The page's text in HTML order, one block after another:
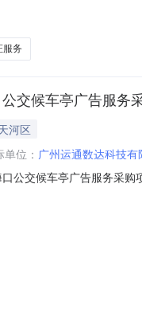
单位法人证书有相关业务
服务
交候车亭广告服务
河区
位： 广州运通数达科技有
公交候车亭广告服务采
/事业单位法人证书有相